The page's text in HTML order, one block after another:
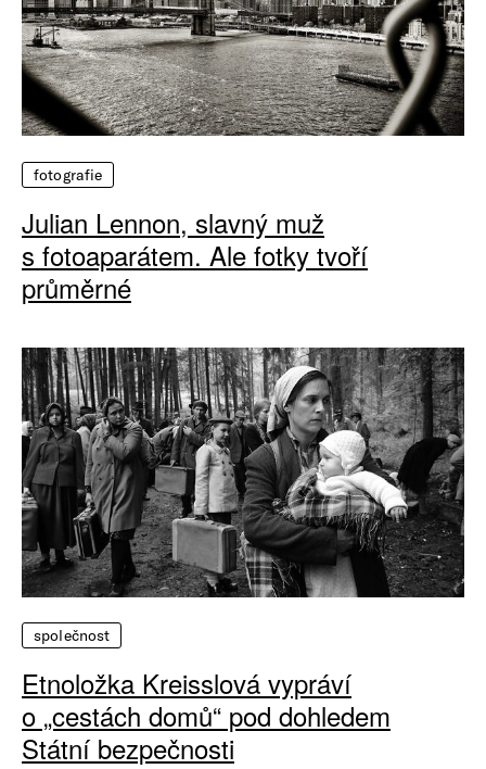
fotografie
Julian Lennon, slavný muž
s fotoaparátem. Ale fotky tvoří
průměrné
společnost
Etnoložka Kreisslová vypráví
o „cestách domů“ pod dohledem
Státní bezpečnosti